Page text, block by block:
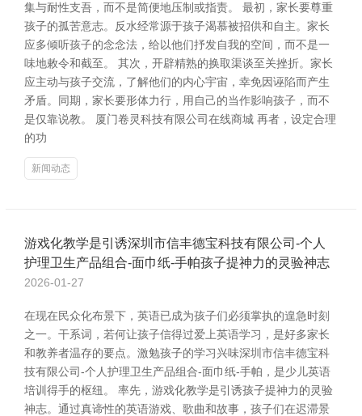
集与耐性支吾，而不是简便地压制或指责。 最初，家长要尊重
孩子的孤苦意志。反水经常源于孩子渴慕被招供和自主。家长
应多倾听孩子的念念法，给以他们抒发自我的空间，而不是一
味地敕令和截至。 其次，开辟精熟的换取渠谈至关挫折。家长
应主动与孩子交流，了解他们的内心宇宙，幸免因诬陷而产生
矛盾。同期，家长要形体力行，用自己的当作影响孩子，而不
是仅靠说教。 厦门卷灵科技有限公司在线商城 再者，设定合理
的功
新闻动态
游戏化教学是引诱深圳市信丰德宝科技有限公司-个人
护理卫生产品组合-面巾纸-手帕孩子提神力的灵验神志
2026-01-27
在现在民众化布景下，英语已成为孩子们必须掌执的遑急时刻
之一。干系词，若何让孩子信得过爱上英语学习，是好多家长
和教养者温存的要点。激勉孩子的学习兴味深圳市信丰德宝科
技有限公司-个人护理卫生产品组合-面巾纸-手帕，是少儿英语
培训得手的枢纽。 率先，游戏化教学是引诱孩子提神力的灵验
神志。通过真谛性的英语游戏、歌曲和故事，孩子们在迟滞景